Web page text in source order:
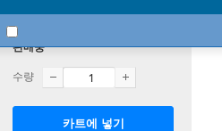
판매중
수량
카트에 넣기